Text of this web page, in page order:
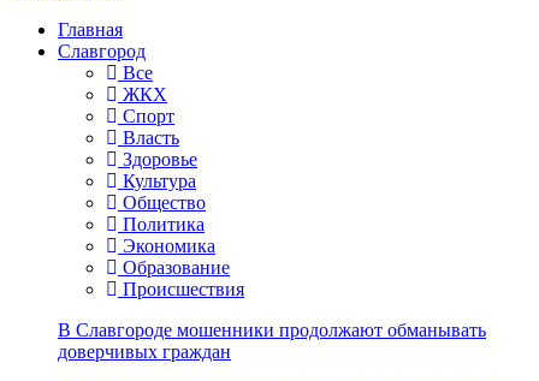
Главная
Славгород
Все
ЖКХ
Спорт
Власть
Здоровье
Культура
Общество
Политика
Экономика
Образование
Происшествия
В Славгороде мошенники продолжают обманывать
доверчивых граждан